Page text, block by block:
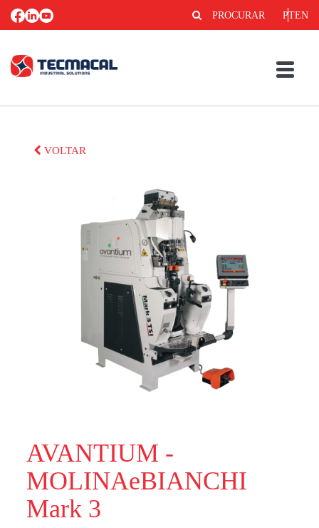
EN
PT
PROCURAR
VOLTAR
AVANTIUM -
MOLINAeBIANCHI
Mark 3